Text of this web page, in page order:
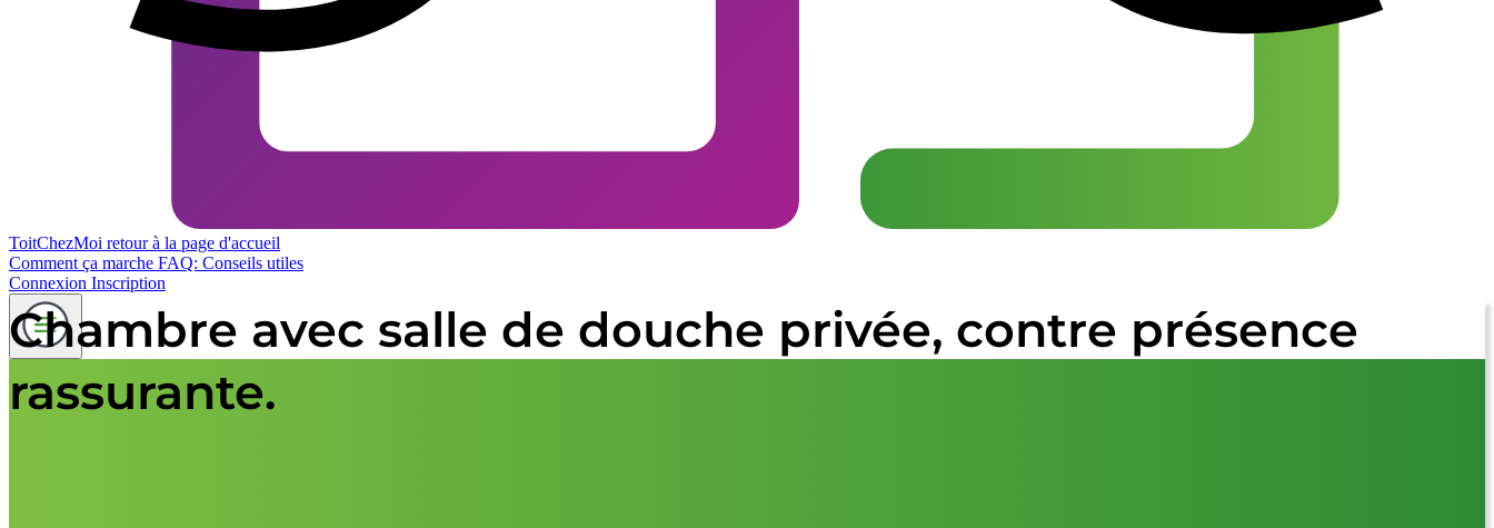
ToitChezMoi retour à la page d'accueil
Comment ça marche FAQ: Conseils utiles
Connexion Inscription
Chambre avec salle de douche privée, contre présence
rassurante.